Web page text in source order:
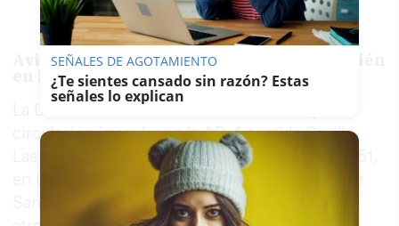
Avisos en varios tramos de la AP-4 y también
en la SE-30
La DGT mantuvo avisos de nivel amarillo por
circulación irregular en la AP-4 sentido Sevilla.
Las retenciones se situaban entre el kilómetro 51,
en Lebrija, y el kilómetro 43, en Las Cabezas de
San Juan. La congestión también se extendió a
SEÑALES DE AGOTAMIENTO
¿Te sientes cansado sin razón? Estas
señales lo explican